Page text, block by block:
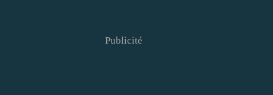
Publicité